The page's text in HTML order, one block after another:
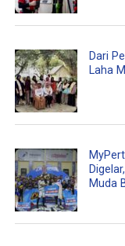
Dari
Laha
Muda